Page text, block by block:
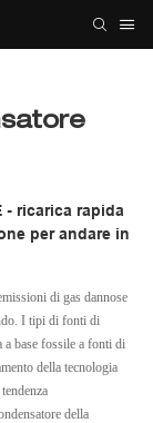
- ricarica rapida
per andare in
di gas dannose
I tipi di fonti di
a base fossile a fonti di
della tecnologia
della